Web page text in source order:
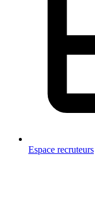
Espace recruteurs